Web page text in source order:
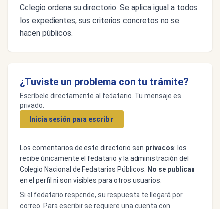
Colegio ordena su directorio. Se aplica igual a todos
los expedientes; sus criterios concretos no se
hacen públicos.
¿Tuviste un problema con tu trámite?
Escríbele directamente al fedatario. Tu mensaje es
privado.
Inicia sesión para escribir
Los comentarios de este directorio son privados: los
recibe únicamente el fedatario y la administración del
Colegio Nacional de Fedatarios Públicos.
No se publican
en el perfil ni son visibles para otros usuarios.
Si el fedatario responde, su respuesta te llegará por
correo. Para escribir se requiere una cuenta con